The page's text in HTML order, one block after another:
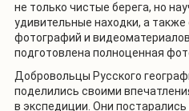
не только чистые берега, но
удивительные находки, а
фотографий и
подготовлена полноценная
Добровольцы Русского
поделились своими
в экспедиции. Они